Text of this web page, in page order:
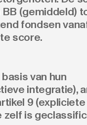
BB (gemiddeld)
fondsen
score.
van hun
integratie),
9 (expliciete
zelf is